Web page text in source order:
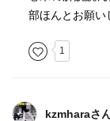
部ほんとお願い
1
kzmharaさ